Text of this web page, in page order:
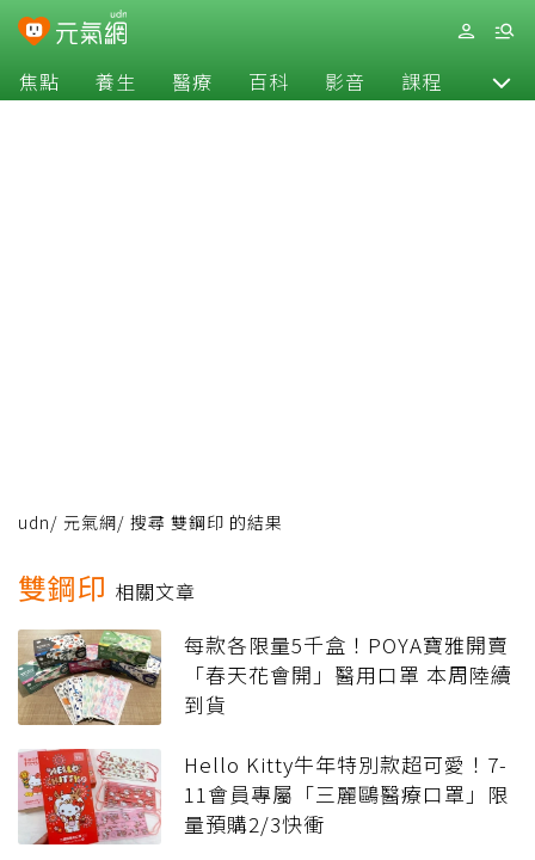
焦點 養生 醫療 百科 影音 課程 退休
udn/ 元氣網/ 搜尋 雙鋼印 的結果
雙鋼印 相關文章
每款各限量5千盒！POYA寶雅開賣
「春天花會開」醫用口罩 本周陸續
到貨
Hello Kitty牛年特別款超可愛！7-
11會員專屬「三麗鷗醫療口罩」限
量預購2/3快衝